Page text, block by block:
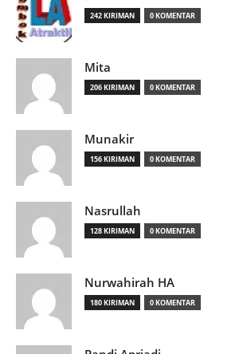
242 KIRIMAN 0 KOMENTAR
Mita
206 KIRIMAN 0 KOMENTAR
Munakir
156 KIRIMAN 0 KOMENTAR
Nasrullah
128 KIRIMAN 0 KOMENTAR
Nurwahirah HA
180 KIRIMAN 0 KOMENTAR